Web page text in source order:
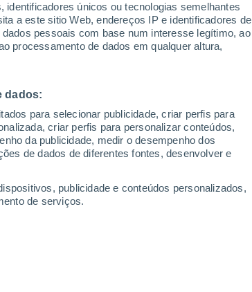
identificadores únicos ou tecnologias semelhantes
a este sitio Web, endereços IP e identificadores de
pessoais com base num interesse legítimo, ao
processamento de dados em qualquer altura,
dados:
para selecionar publicidade, criar perfis para
criar perfis para personalizar conteúdos,
da publicidade, medir o desempenho dos
de dados de diferentes fontes, desenvolver e
publicidade e conteúdos personalizados,
de serviços.
da neve na base -
da neve na parte superior